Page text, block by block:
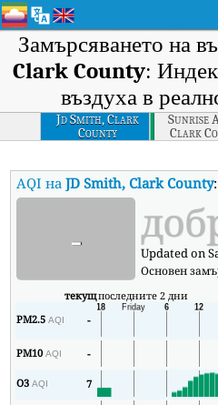
Замърсяването на
Clark County:
въздуха в
Jd Smith, Clark
County
Sunrise
Clark
AQI наJD Smith, Clark County
- Updated on
Основен
текущпоследните 2 дни
PM2.5AQI -
PM10AQI -
O3AQI 7